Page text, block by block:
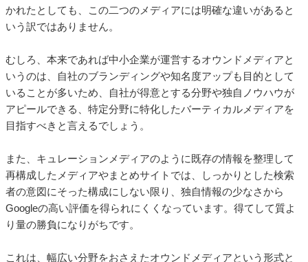
かれたとしても、この二つのメディアには明確な違いがあると
いう訳ではありません。
むしろ、本来であれば中小企業が運営するオウンドメディアと
いうのは、自社のブランディングや知名度アップも目的として
いることが多いため、自社が得意とする分野や独自ノウハウが
アピールできる、特定分野に特化したバーティカルメディアを
目指すべきと言えるでしょう。
また、キュレーションメディアのように既存の情報を整理して
再構成したメディアやまとめサイトでは、しっかりとした検索
者の意図にそった構成にしない限り、独自情報の少なさから
Googleの高い評価を得られにくくなっています。得てして質よ
り量の勝負になりがちです。
これは、幅広い分野をおさえたオウンドメディアという形式と